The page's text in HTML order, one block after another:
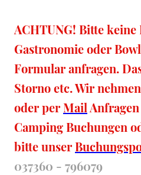
ACHTUNG! Bitte
Gastronomie oder
Formular anfragen.
Storno etc. Wir
oder perMail
Camping Buchungen
bitte unser
037360 - 796079